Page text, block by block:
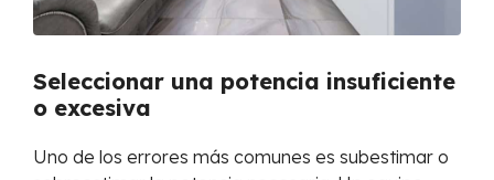
Seleccionar una potencia insuficiente
o excesiva
Uno de los errores más comunes es subestimar o